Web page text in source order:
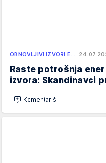
OBNOVLJIVI IZVORI E…
Raste potrošnja
izvora: Skandinavci
Komentariši